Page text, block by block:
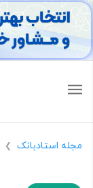
مجله استادبانک ❯